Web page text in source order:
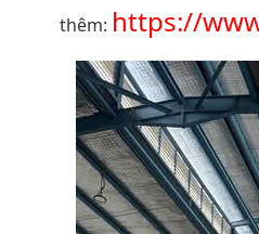
thêm: https://